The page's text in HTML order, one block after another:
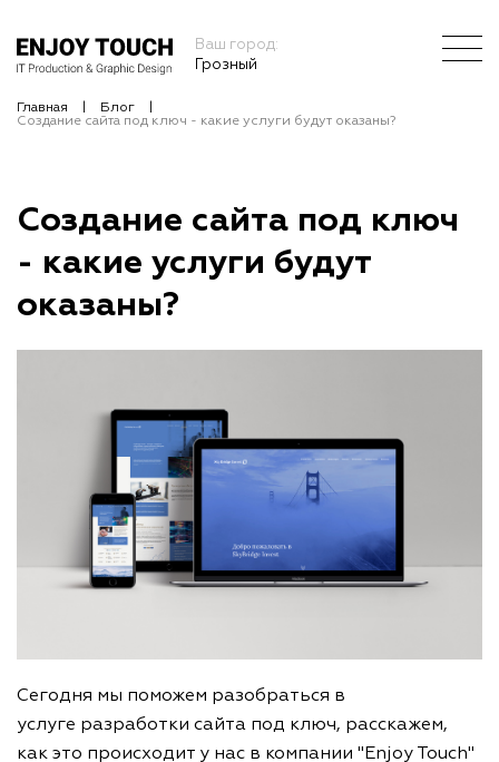
Ваш город:
Грозный
Главная
Блог
Создание сайта под ключ - какие услуги будут оказаны?
Создание сайта под ключ
- какие услуги будут
оказаны?
Сегодня мы поможем разобраться в
услуге разработки сайта под ключ, расскажем,
как это происходит у нас в компании "Enjoy Touch"